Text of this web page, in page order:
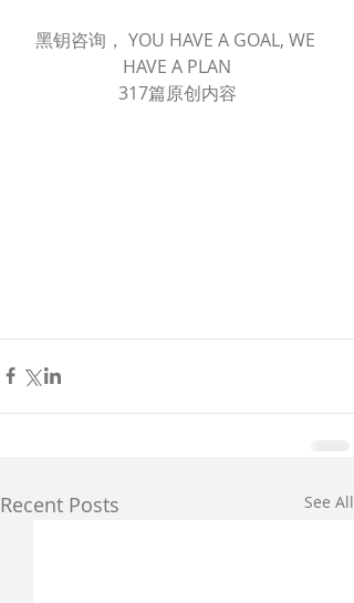
黑钥咨询， YOU HAVE A GOAL, WE
HAVE A PLAN
317篇原创内容
Recent Posts See All